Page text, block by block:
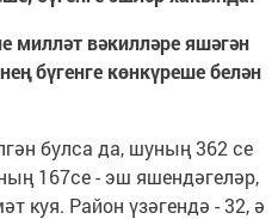
милләт вәкилләре яшәгән
бүгенге көнкүреше белән
булса да, шуның 362 се
167се - эш яшендәгеләр,
куя. Район үзәгендә - 32, ә